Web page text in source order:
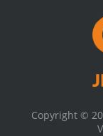
Copyright ©